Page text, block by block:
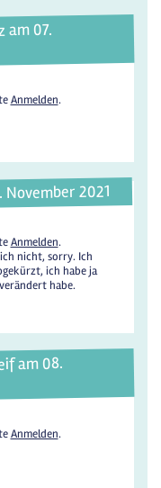
am 07.
Anmelden.
2021
Anmelden.
nicht, sorry. Ich
ich habe ja
habe.
am 08.
Anmelden.